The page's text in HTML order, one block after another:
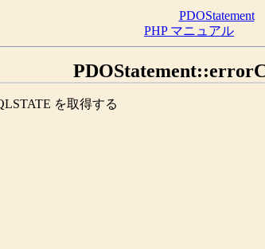
PDOStatement
PHP マニュアル
を取得する